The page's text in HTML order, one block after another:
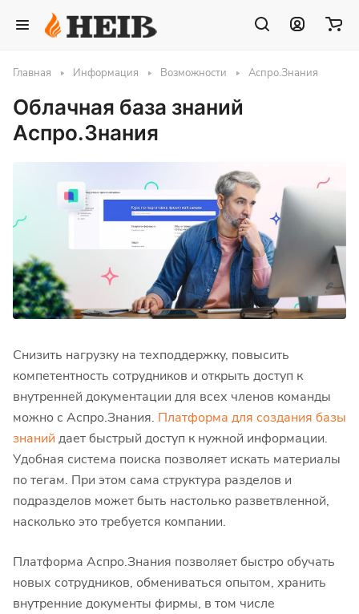
Главная Информация Возможности Аспро.Знания
Облачная база знаний
Аспро.Знания
Снизить нагрузку на техподдержку, повысить
компетентность сотрудников и открыть доступ к
внутренней документации для всех членов команды
можно с Аспро.Знания. Платформа для создания базы
знаний дает быстрый доступ к нужной информации.
Удобная система поиска позволяет искать материалы
по тегам. При этом сама структура разделов и
подразделов может быть настолько разветвленной,
насколько это требуется компании.
Платформа Аспро.Знания позволяет быстро обучать
новых сотрудников, обмениваться опытом, хранить
внутренние документы фирмы, в том числе